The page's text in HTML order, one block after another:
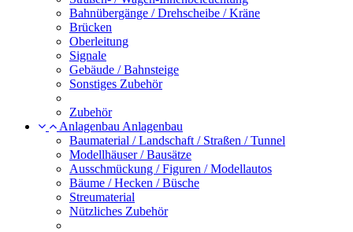
Bahnübergänge / Drehscheibe / Kräne
Brücken
Oberleitung
Signale
Gebäude / Bahnsteige
Sonstiges Zubehör
Zubehör
Anlagenbau Anlagenbau
Baumaterial / Landschaft / Straßen / Tunnel
Modellhäuser / Bausätze
Ausschmückung / Figuren / Modellautos
Bäume / Hecken / Büsche
Streumaterial
Nützliches Zubehör